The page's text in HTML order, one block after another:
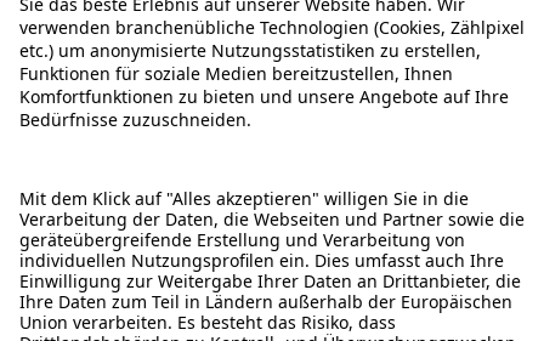
ALDI TALK WEBSHOP
ALDI TALK MOBILFUNK